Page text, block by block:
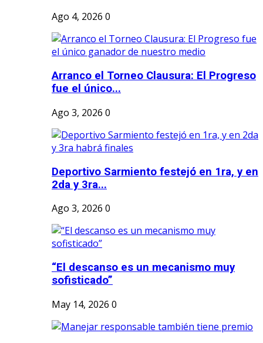
Ago 4, 2026 0
Arranco el Torneo Clausura: El Progreso
fue el único...
Ago 3, 2026 0
Deportivo Sarmiento festejó en 1ra, y en
2da y 3ra...
Ago 3, 2026 0
“El descanso es un mecanismo muy
sofisticado”
May 14, 2026 0